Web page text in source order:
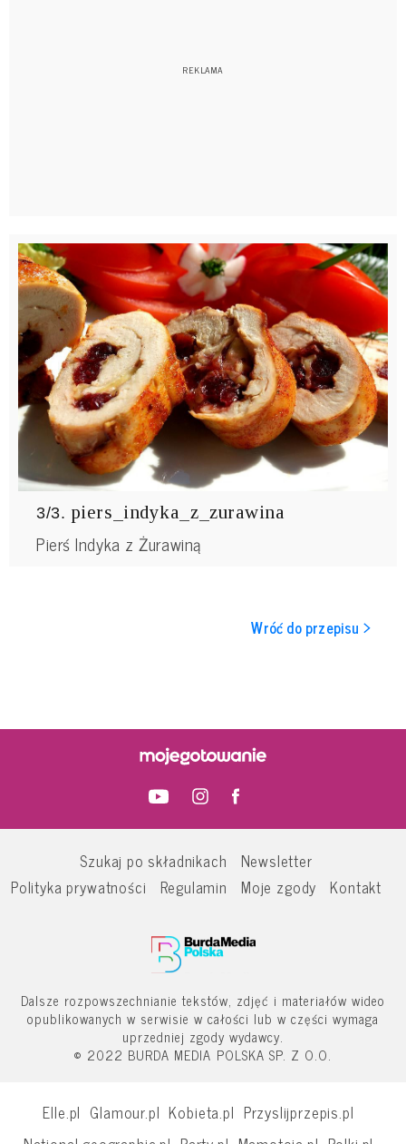
3/3. piers_indyka_z_zurawina
Pierś Indyka z Żurawiną
Wróć do przepisu >
Szukaj po składnikach
Newsletter
Polityka prywatności
Regulamin Moje zgody Kontakt
Dalsze rozpowszechnianie tekstów, zdjęć i materiałów wideo
opublikowanych w serwisie w całości lub w części wymaga
uprzedniej zgody wydawcy.
© 2022 BURDA MEDIA POLSKA SP. Z O.O.
Elle.pl Glamour.pl Kobieta.pl Przyslijprzepis.pl